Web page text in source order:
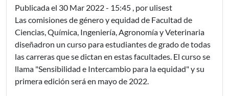
Publicada el 30 Mar 2022 - 15:45 , por ulisest
Las comisiones de género y equidad de Facultad de
Ciencias, Química, Ingeniería, Agronomía y Veterinaria
diseñadron un curso para estudiantes de grado de todas
las carreras que se dictan en estas facultades. El curso se
llama "Sensibilidad e Intercambio para la equidad" y su
primera edición será en mayo de 2022.